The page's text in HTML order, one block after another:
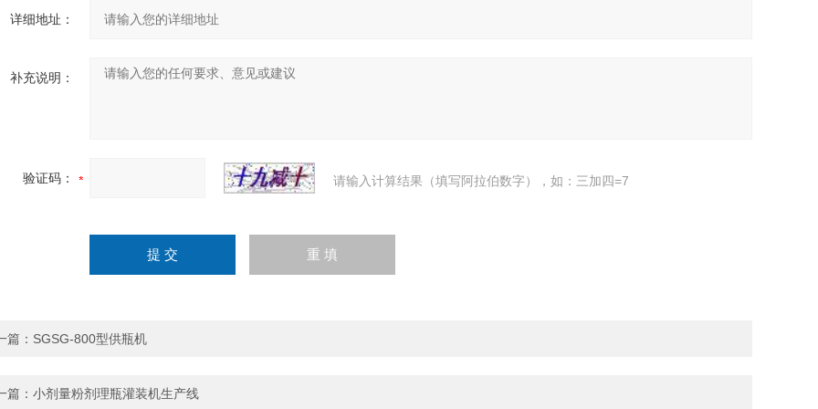
详细地址：
补充说明：
验证码： 请输入计算结果（填写阿拉伯数字），如：三加四=7
篇： SGSG-800型供瓶机
篇： 小剂量粉剂理瓶灌装机生产线